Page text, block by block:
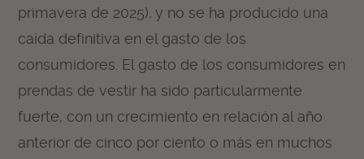
primavera de 2025), y no se ha producido una
caída definitiva en el gasto de los
consumidores. El gasto de los consumidores en
prendas de vestir ha sido particularmente
fuerte, con un crecimiento en relación al año
anterior de cinco por ciento o más en muchos